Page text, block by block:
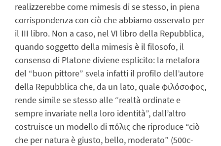
realizzerebbe come mimesis di se stesso, in piena
corrispondenza con ciò che abbiamo osservato per
il III libro. Non a caso, nel VI libro della Repubblica,
quando soggetto della mimesis è il filosofo, il
consenso di Platone diviene esplicito: la metafora
del “buon pittore” svela infatti il profilo dell’autore
della Repubblica che, da un lato, quale φιλόσοφος,
rende simile se stesso alle “realtà ordinate e
sempre invariate nella loro identità”, dall’altro
costruisce un modello di πόλις che riproduce “ciò
che per natura è giusto, bello, moderato” (500c-